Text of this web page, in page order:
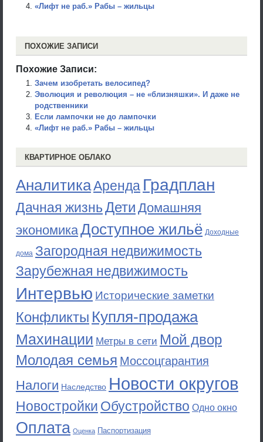
«Лифт не раб.» Рабы – жильцы
ПОХОЖИЕ ЗАПИСИ
Похожие Записи:
Зачем изобретать велосипед?
Эволюция и революция – не «близняшки». И даже не
родственники
Если лампочки не до лампочки
«Лифт не раб.» Рабы – жильцы
КВАРТИРНОЕ ОБЛАКО
АналитикаАренда Градплан
Дачная жизньДети Домашняя
экономикаДоступное жильё Доходные
дома Загородная недвижимость
Зарубежная недвижимость
Интервью Исторические заметки
Конфликты Купля-продажа
Махинации Метры в сети Мой двор
Молодая семья Моссоцгарантия
Налоги Наследство Новости округов
Новостройки Обустройство Одно окно
Оплата Оценка Паспортизация